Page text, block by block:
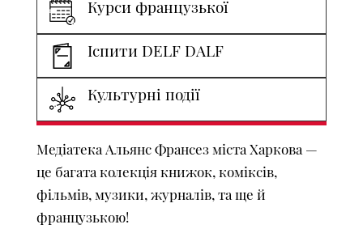
Курси французької
Іспити DELF DALF
Культурні події
Медіатека Альянс Франсез міста Харкова —
це багата колекція книжок, коміксів,
фільмів, музики, журналів, та ще й
французькою!